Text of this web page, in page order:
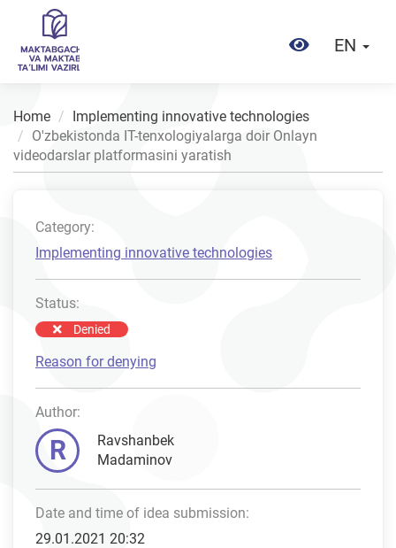
EN
Home
Implementing innovative technologies
O'zbekistonda IT-tenxologiyalarga doir Onlayn
videodarslar platformasini yaratish
Category:
Implementing innovative technologies
Status:
Denied
Reason for denying
Author:
R
Ravshanbek
Madaminov
Date and time of idea submission:
29.01.2021 20:32